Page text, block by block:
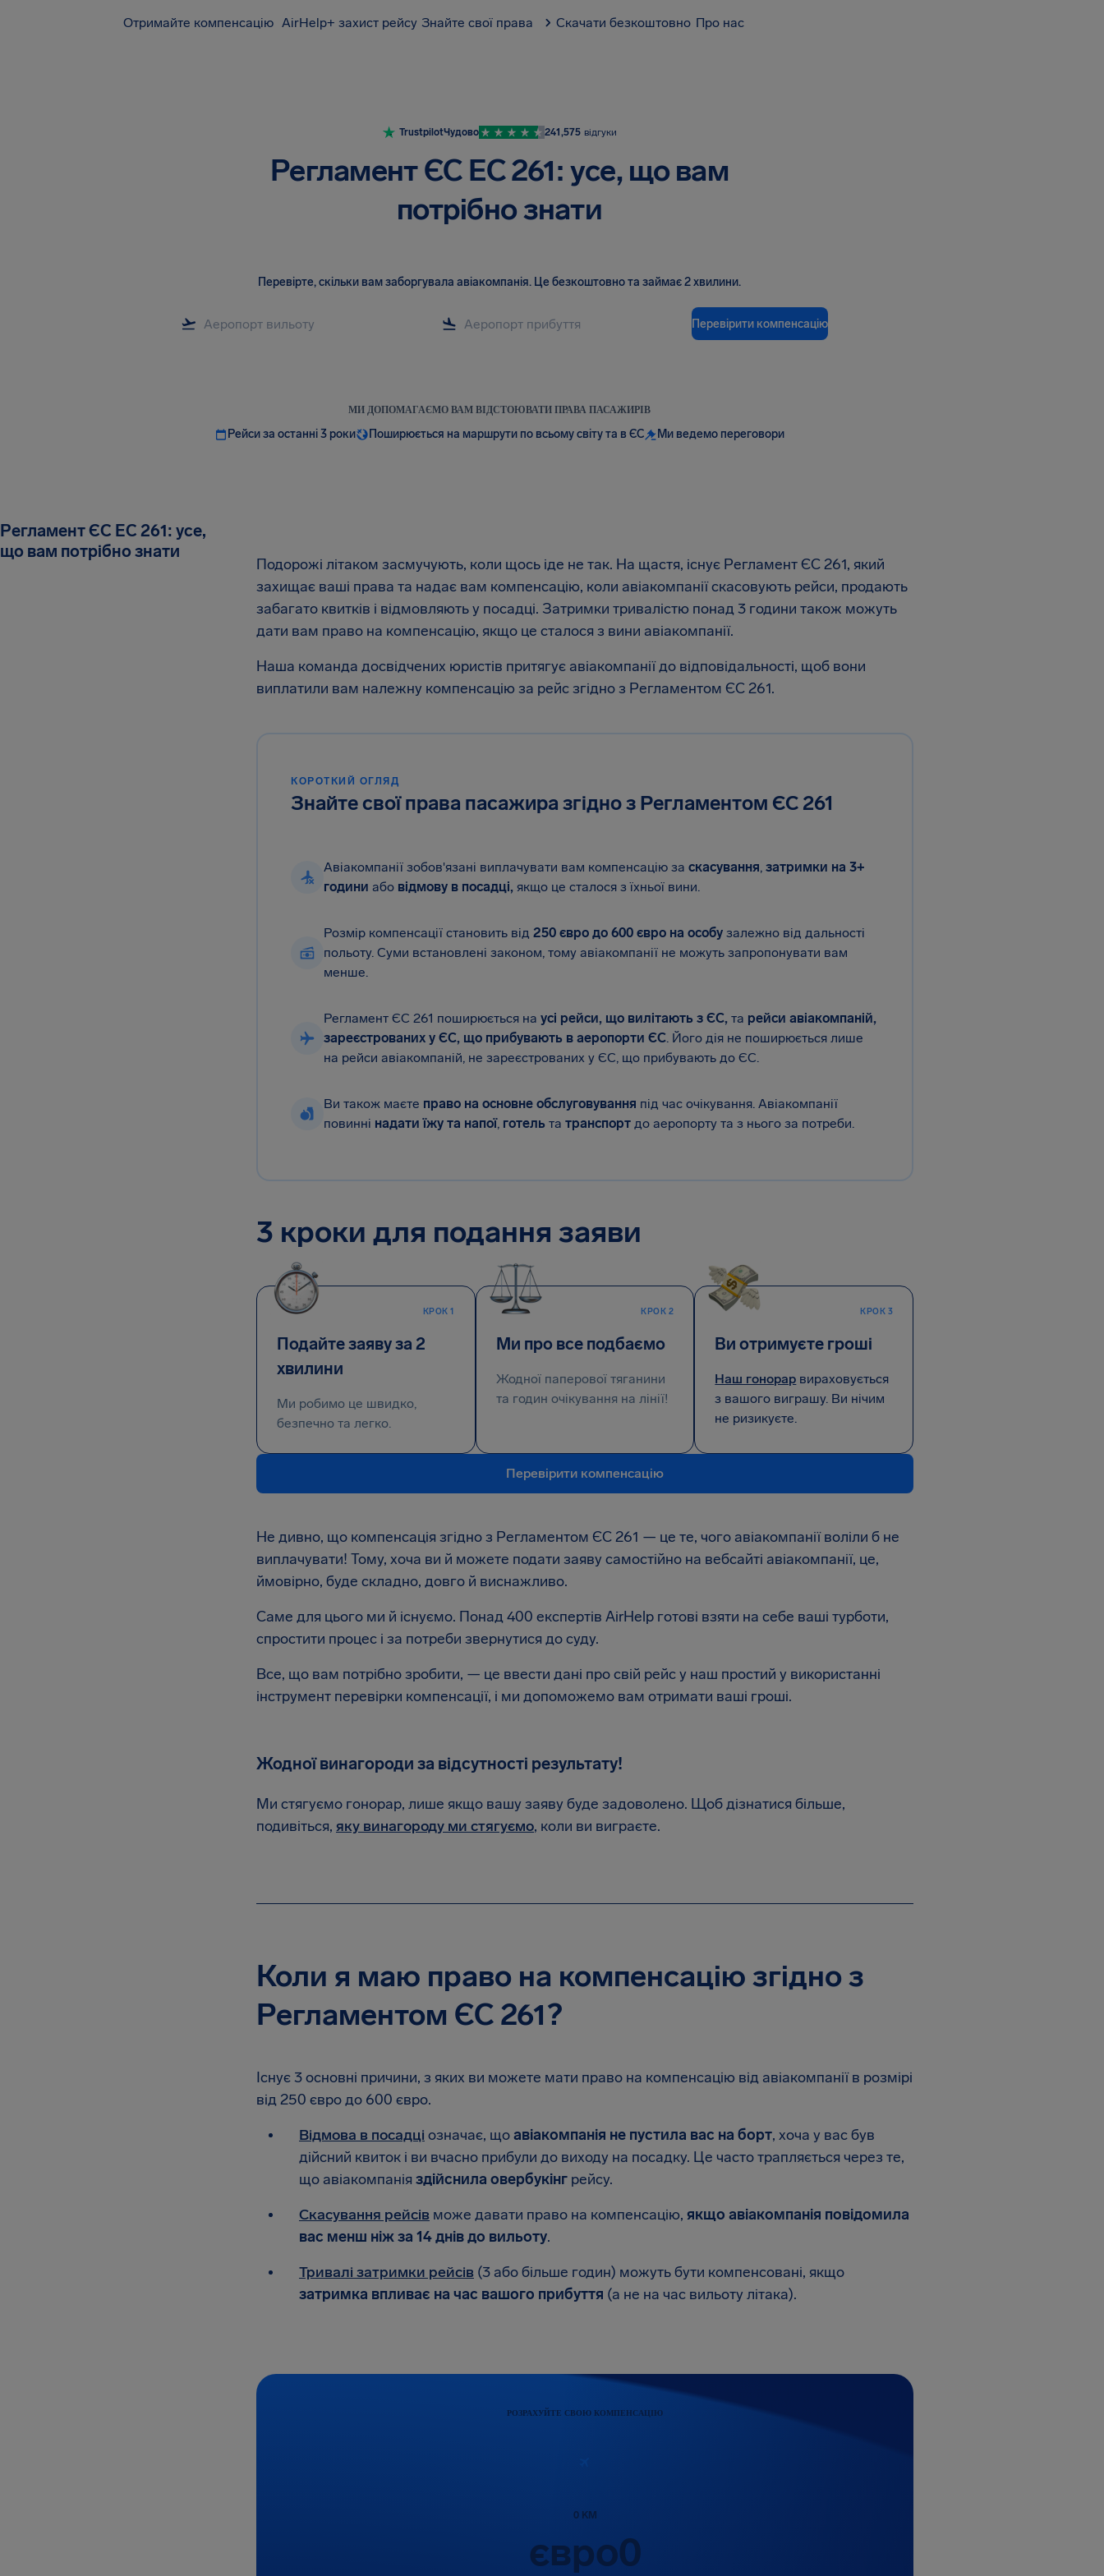
Отримайте компенсацію AirHelp+ захист рейсу Знайте свої права Скачати безкоштовно Про нас
TrustpilotЧудово 241,575 відгуки
Регламент ЄС EC 261: усе, що вам
потрібно знати
Перевірте, скільки вам заборгувала авіакомпанія. Це безкоштовно та займає 2 хвилини.
Перевірити компенсацію
МИ ДОПОМАГАЄМО ВАМ ВІДСТОЮВАТИ ПРАВА ПАСАЖИРІВ
Рейси за останні 3 роки Поширюється на маршрути по всьому світу та в ЄС Ми ведемо переговори
Регламент ЄС EC 261: усе,
що вам потрібно знати
Подорожі літаком засмучують, коли щось іде не так. На щастя, існує Регламент ЄС 261, який
захищає ваші права та надає вам компенсацію, коли авіакомпанії скасовують рейси, продають
забагато квитків і відмовляють у посадці. Затримки тривалістю понад 3 години також можуть
дати вам право на компенсацію, якщо це сталося з вини авіакомпанії.
Наша команда досвідчених юристів притягує авіакомпанії до відповідальності, щоб вони
виплатили вам належну компенсацію за рейс згідно з Регламентом ЄС 261.
КОРОТКИЙ ОГЛЯД
Знайте свої права пасажира згідно з Регламентом ЄС 261
Авіакомпанії зобов'язані виплачувати вам компенсацію за скасування, затримки на 3+
години або відмову в посадці, якщо це сталося з їхньої вини.
Розмір компенсації становить від 250 євро до 600 євро на особу залежно від дальності
польоту. Суми встановлені законом, тому авіакомпанії не можуть запропонувати вам
менше.
Регламент ЄС 261 поширюється на усі рейси, що вилітають з ЄС, та рейси авіакомпаній,
зареєстрованих у ЄС, що прибувають в аеропорти ЄС. Його дія не поширюється лише
на рейси авіакомпаній, не зареєстрованих у ЄС, що прибувають до ЄС.
Ви також маєте право на основне обслуговування під час очікування. Авіакомпанії
повинні надати їжу та напої, готель та транспорт до аеропорту та з нього за потреби.
3 кроки для подання заяви
КРОК 1
Подайте заяву за 2
хвилини
Ми робимо це швидко,
безпечно та легко.
КРОК 2
Ми про все подбаємо
Жодної паперової тяганини
та годин очікування на лінії!
КРОК 3
Ви отримуєте гроші
Наш гонорар вираховується
з вашого виграшу. Ви нічим
не ризикуєте.
Перевірити компенсацію
Не дивно, що компенсація згідно з Регламентом ЄС 261 — це те, чого авіакомпанії воліли б не
виплачувати! Тому, хоча ви й можете подати заяву самостійно на вебсайті авіакомпанії, це,
ймовірно, буде складно, довго й виснажливо.
Саме для цього ми й існуємо. Понад 400 експертів AirHelp готові взяти на себе ваші турботи,
спростити процес і за потреби звернутися до суду.
Все, що вам потрібно зробити, — це ввести дані про свій рейс у наш простий у використанні
інструмент перевірки компенсації, і ми допоможемо вам отримати ваші гроші.
Жодної винагороди за відсутності результату!
Ми стягуємо гонорар, лише якщо вашу заяву буде задоволено. Щоб дізнатися більше,
подивіться, яку винагороду ми стягуємо, коли ви виграєте.
Коли я маю право на компенсацію згідно з
Регламентом ЄС 261?
Існує 3 основні причини, з яких ви можете мати право на компенсацію від авіакомпанії в розмірі
від 250 євро до 600 євро.
Відмова в посадці означає, щоавіакомпанія не пустила вас на борт, хоча у вас був
дійсний квиток і ви вчасно прибули до виходу на посадку. Це часто трапляється через те,
що авіакомпанія здійснила овербукінг рейсу.
Скасування рейсів може давати право на компенсацію, якщо авіакомпанія повідомила
вас менш ніж за 14 днів до вильоту.
Тривалі затримки рейсів (3 або більше годин) можуть бути компенсовані, якщо
затримка впливає на час вашого прибуття (а не на час вильоту літака).
РОЗРАХУЙТЕ СВОЮ КОМПЕНСАЦІЮ
0KM
євро0